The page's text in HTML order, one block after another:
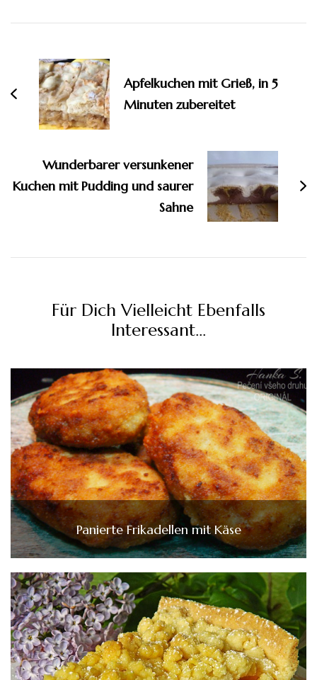
Apfelkuchen mit Grieß, in 5
Minuten zubereitet
Wunderbarer versunkener
Kuchen mit Pudding und saurer
Sahne
Für Dich Vielleicht Ebenfalls
Interessant...
Panierte Frikadellen mit Käse